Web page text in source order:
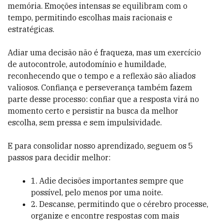
memória. Emoções intensas se equilibram com o
tempo, permitindo escolhas mais racionais e
estratégicas.
Adiar uma decisão não é fraqueza, mas um exercício
de autocontrole, autodomínio e humildade,
reconhecendo que o tempo e a reflexão são aliados
valiosos. Confiança e perseverança também fazem
parte desse processo: confiar que a resposta virá no
momento certo e persistir na busca da melhor
escolha, sem pressa e sem impulsividade.
E para consolidar nosso aprendizado, seguem os 5
passos para decidir melhor:
1. Adie decisões importantes sempre que
possível, pelo menos por uma noite.
2. Descanse, permitindo que o cérebro processe,
organize e encontre respostas com mais